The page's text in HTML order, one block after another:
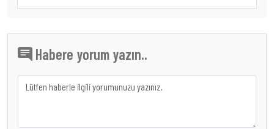
Habere yorum yazın..